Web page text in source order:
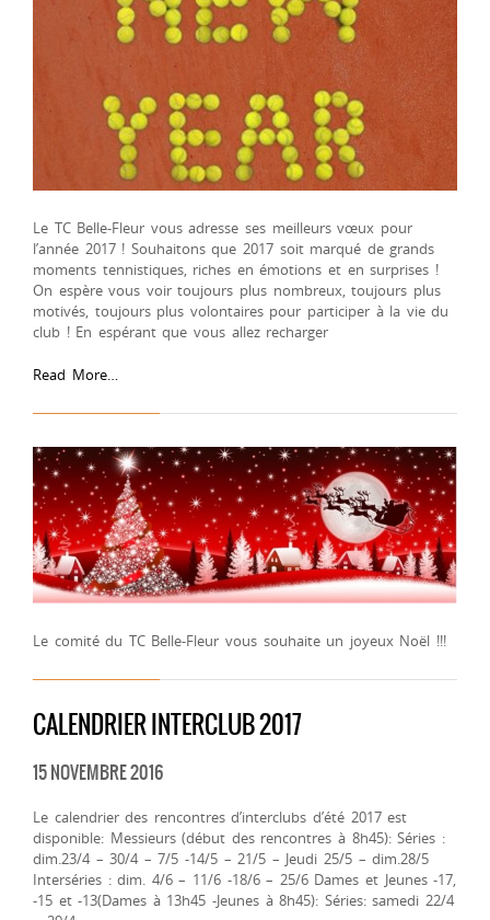
Le TC Belle-Fleur vous adresse ses meilleurs vœux pour
l’année 2017 ! Souhaitons que 2017 soit marqué de grands
moments tennistiques, riches en émotions et en surprises !
On espère vous voir toujours plus nombreux, toujours plus
motivés, toujours plus volontaires pour participer à la vie du
club ! En espérant que vous allez recharger
Read More…
Le comité du TC Belle-Fleur vous souhaite un joyeux Noël !!!
CALENDRIER INTERCLUB 2017
15 NOVEMBRE 2016
Le calendrier des rencontres d’interclubs d’été 2017 est
disponible: Messieurs (début des rencontres à 8h45): Séries :
dim.23/4 – 30/4 – 7/5 -14/5 – 21/5 – Jeudi 25/5 – dim.28/5
Interséries : dim. 4/6 – 11/6 -18/6 – 25/6 Dames et Jeunes -17,
-15 et -13(Dames à 13h45 -Jeunes à 8h45): Séries: samedi 22/4